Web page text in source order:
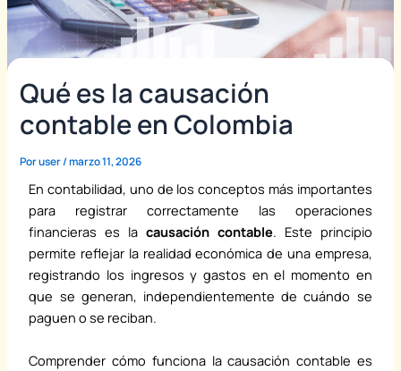
Qué es la causación
contable en Colombia
Poruser/marzo 11, 2026
En contabilidad, uno de los conceptos más importantes
para registrar correctamente las operaciones
financieras es la causación contable. Este principio
permite reflejar la realidad económica de una empresa,
registrando los ingresos y gastos en el momento en
que se generan, independientemente de cuándo se
paguen o se reciban.
Comprender cómo funciona la causación contable es